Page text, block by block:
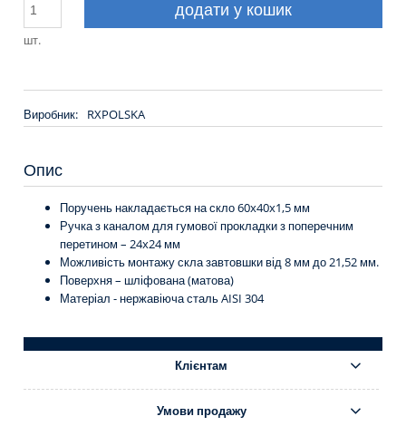
шт.
додати у кошик
Виробник: RXPOLSKA
Опис
Поручень накладається на скло 60x40x1,5 мм
Ручка з каналом для гумової прокладки з поперечним
перетином – 24x24 мм
Можливість монтажу скла завтовшки від 8 мм до 21,52 мм.
Поверхня – шліфована (матова)
Матеріал - нержавіюча сталь AISI 304
Клієнтам
Умови продажу